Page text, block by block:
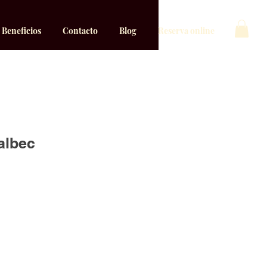
Beneficios Contacto Blog Reserva online